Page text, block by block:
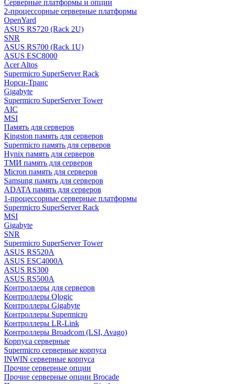
Серверные платформы и опции
2-процессорные серверные платформы
OpenYard
ASUS RS720 (Rack 2U)
SNR
ASUS RS700 (Rack 1U)
ASUS ESC8000
Acer Altos
Supermicro SuperServer Rack
Норси-Транс
Gigabyte
Supermicro SuperServer Tower
AIC
MSI
Память для серверов
Kingston память для серверов
Supermicro память для серверов
Hynix память для серверов
ТМИ память для серверов
Micron память для серверов
Samsung память для серверов
ADATA память для серверов
1-процессорные серверные платформы
Supermicro SuperServer Rack
MSI
Gigabyte
SNR
Supermicro SuperServer Tower
ASUS RS520A
ASUS ESC4000A
ASUS RS300
ASUS RS500A
Контроллеры для серверов
Контроллеры Qlogic
Контроллеры Gigabyte
Контроллеры Supermicro
Контроллеры LR-Link
Контроллеры Broadcom (LSI, Avago)
Корпуса серверные
Supermicro серверные корпуса
INWIN серверные корпуса
Прочие серверные опции
Прочие серверные опции Brocade